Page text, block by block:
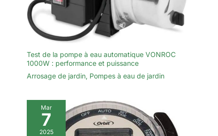
Test de la pompe à eau automatique VONROC
1000W : performance et puissance
Arrosage de jardin, Pompes à eau de jardin
Mar
7
2025